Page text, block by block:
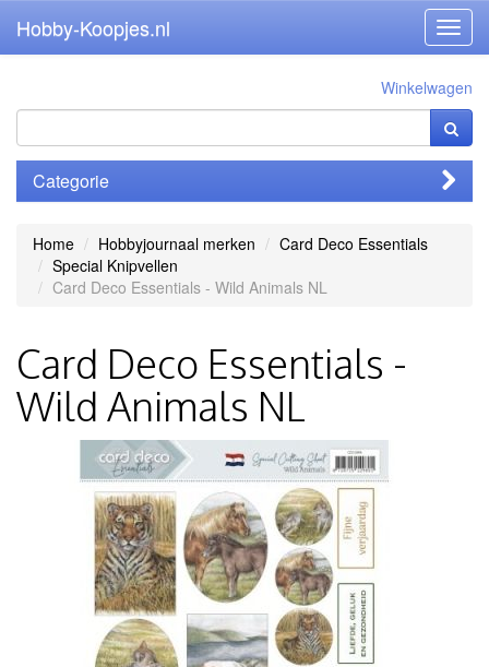
Hobby-Koopjes.nl
Winkelwagen
Categorie
Home Hobbyjournaal merken
Card Deco Essentials
Special Knipvellen
Card Deco Essentials - Wild Animals NL
Card Deco Essentials -
Wild Animals NL